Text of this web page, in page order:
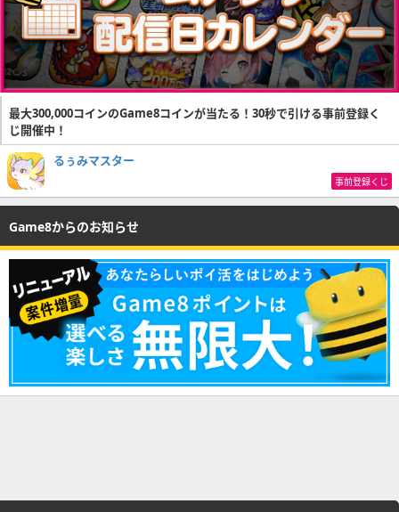
最大300,000コインのGame8コインが当たる！30秒で引ける事前登録く
じ開催中！
るぅみマスター
事前登録くじ
Game8からのお知らせ